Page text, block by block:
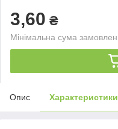
3,60 ₴
Мінімальна сума
Опис Характеристики